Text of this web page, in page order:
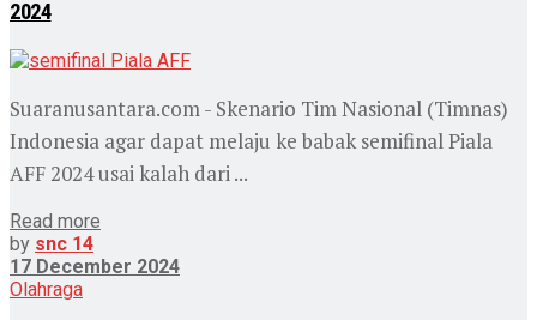
2024
Suaranusantara.com - Skenario Tim Nasional (Timnas)
Indonesia agar dapat melaju ke babak semifinal Piala
AFF 2024 usai kalah dari ...
Read more
by snc 14
17 December 2024
Olahraga